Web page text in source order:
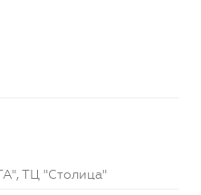
ТЦ "Столица"